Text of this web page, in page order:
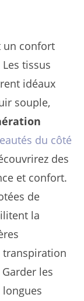
un confort
tissus
idéaux
souple,
du côté
des
et confort.
de
la
les